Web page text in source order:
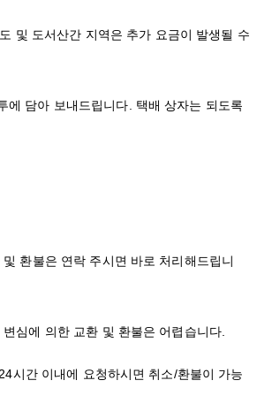
및 도서산간 지역은 추가 요금이 발생될 수
에 담아 보내드립니다. 택배 상자는 되도록
환불은 연락 주시면 바로 처리해드립니
심에 의한 교환 및 환불은 어렵습니다.
시간 이내에 요청하시면 취소/환불이 가능